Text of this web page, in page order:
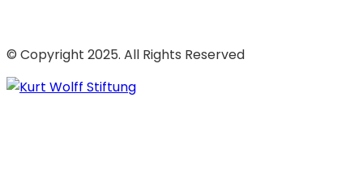
© Copyright 2025. All Rights Reserved